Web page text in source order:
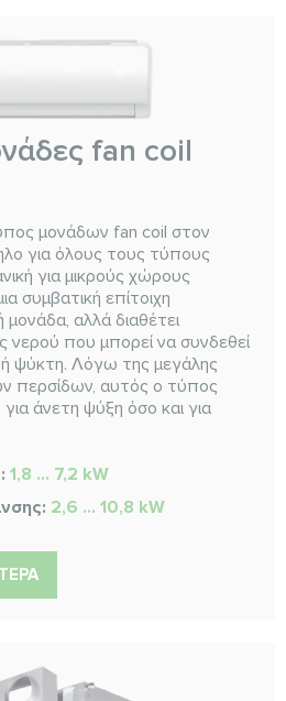
fan coil
μονάδων fan coil στον
για όλους τους τύπους
για μικρούς χώρους
συμβατική επίτοιχη
μονάδα, αλλά διαθέτει
νερού που μπορεί να συνδεθεί
ψύκτη. Λόγω της μεγάλης
περσίδων, αυτός ο τύπος
άνετη ψύξη όσο και για
1,8 ... 7,2 kW
2,6 ... 10,8 kW